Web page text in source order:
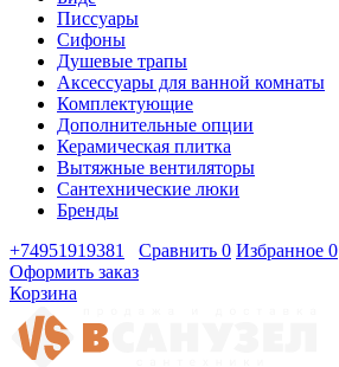
Писсуары
Сифоны
Душевые трапы
Аксессуары для ванной комнаты
Комплектующие
Дополнительные опции
Керамическая плитка
Вытяжные вентиляторы
Сантехнические люки
Бренды
+74951919381
Сравнить 0 Избранное 0
Оформить заказ
Корзина